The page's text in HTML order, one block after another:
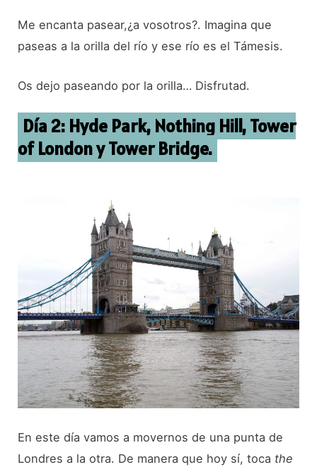
Me encanta pasear,¿a vosotros?. Imagina que
paseas a la orilla del río y ese río es el Támesis.
Os dejo paseando por la orilla… Disfrutad.
Día 2: Hyde Park, Nothing Hill, Tower
of London y Tower Bridge.
En este día vamos a movernos de una punta de
Londres a la otra. De manera que hoy sí, toca the